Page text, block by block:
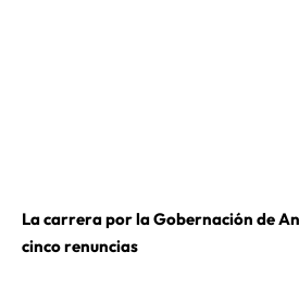
La carrera por la Gobernación de
cinco renuncias